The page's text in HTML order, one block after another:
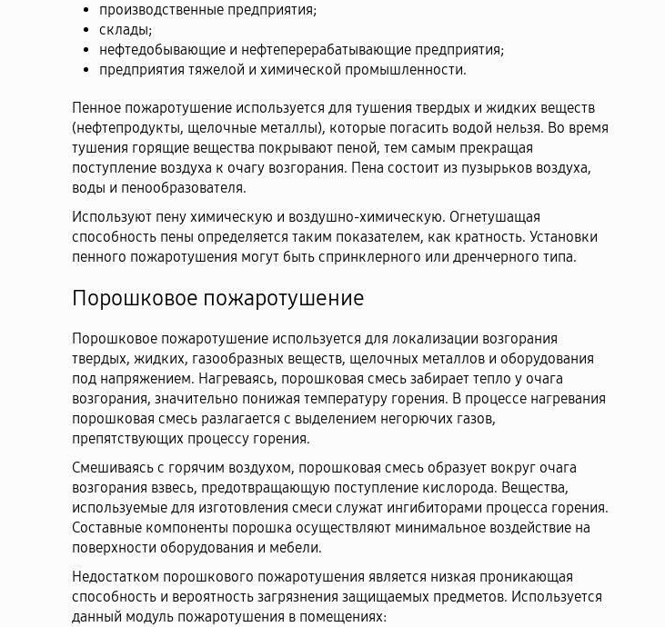
производственные предприятия;
склады;
нефтедобывающие и нефтеперерабатывающие предприятия;
предприятия тяжелой и химической промышленности.
Пенное пожаротушение используется для тушения твердых и жидких веществ
(нефтепродукты, щелочные металлы), которые погасить водой нельзя. Во время
тушения горящие вещества покрывают пеной, тем самым прекращая
поступление воздуха к очагу возгорания. Пена состоит из пузырьков воздуха,
воды и пенообразователя.
Используют пену химическую и воздушно-химическую. Огнетушащая
способность пены определяется таким показателем, как кратность. Установки
пенного пожаротушения могут быть спринклерного или дренчерного типа.
Порошковое пожаротушение
Порошковое пожаротушение используется для локализации возгорания
твердых, жидких, газообразных веществ, щелочных металлов и оборудования
под напряжением. Нагреваясь, порошковая смесь забирает тепло у очага
возгорания, значительно понижая температуру горения. В процессе нагревания
порошковая смесь разлагается с выделением негорючих газов,
препятствующих процессу горения.
Смешиваясь с горячим воздухом, порошковая смесь образует вокруг очага
возгорания взвесь, предотвращающую поступление кислорода. Вещества,
используемые для изготовления смеси служат ингибиторами процесса горения.
Составные компоненты порошка осуществляют минимальное воздействие на
поверхности оборудования и мебели.
Недостатком порошкового пожаротушения является низкая проникающая
способность и вероятность загрязнения защищаемых предметов. Используется
данный модуль пожаротушения в помещениях: